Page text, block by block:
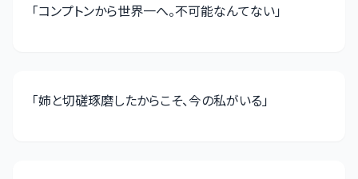
「コンプトンから世界一へ。不可能なんてない」
「姉と切磋琢磨したからこそ、今の私がいる」